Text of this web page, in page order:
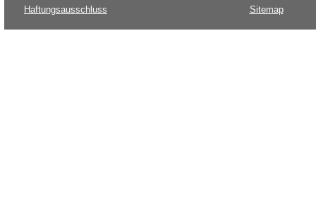
Haftungsausschluss Sitemap